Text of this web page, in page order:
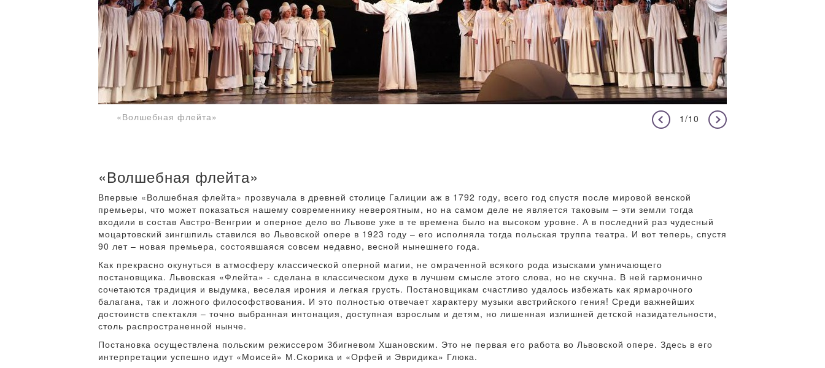
«Волшебная флейта» 1/10
«Волшебная флейта»
Впервые «Волшебная флейта» прозвучала в древней столице Галиции аж в 1792 году, всего год спустя после мировой венской
премьеры, что может показаться нашему современнику невероятным, но на самом деле не является таковым – эти земли тогда
входили в состав Австро-Венгрии и оперное дело во Львове уже в те времена было на высоком уровне. А в последний раз чудесный
моцартовский зингшпиль ставился во Львовской опере в 1923 году – его исполняла тогда польская труппа театра. И вот теперь, спустя
90 лет – новая премьера, состоявшаяся совсем недавно, весной нынешнего года.
Как прекрасно окунуться в атмосферу классической оперной магии, не омраченной всякого рода изысками умничающего
постановщика. Львовская «Флейта» - сделана в классическом духе в лучшем смысле этого слова, но не скучна. В ней гармонично
сочетаются традиция и выдумка, веселая ирония и легкая грусть. Постановщикам счастливо удалось избежать как ярмарочного
балагана, так и ложного философствования. И это полностью отвечает характеру музыки австрийского гения! Среди важнейших
достоинств спектакля – точно выбранная интонация, доступная взрослым и детям, но лишенная излишней детской назидательности,
столь распространенной нынче.
Постановка осуществлена польским режиссером Збигневом Хшановским. Это не первая его работа во Львовской опере. Здесь в его
интерпретации успешно идут «Моисей» М.Скорика и «Орфей и Эвридика» Глюка.